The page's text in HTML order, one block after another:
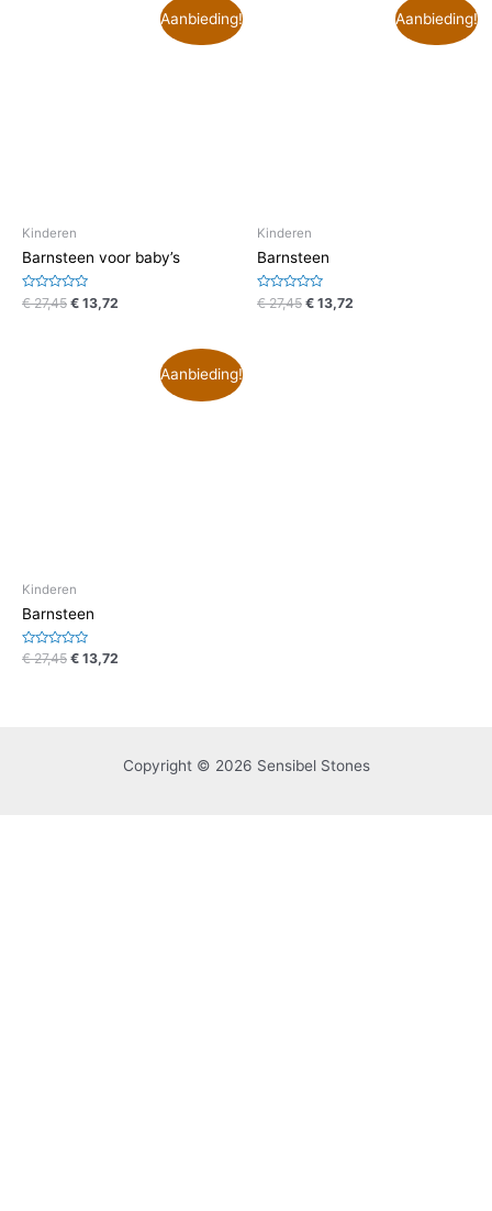
Aanbieding!
Kinderen
Barnsteen voor baby’s
Waardering
0
€27,45 € 13,72
Aanbieding!
Kinderen
Barnsteen
Waardering
0
€27,45 € 13,72
Aanbieding!
Kinderen
Barnsteen
Waardering
0
€27,45 € 13,72
Copyright © 2026 Sensibel Stones